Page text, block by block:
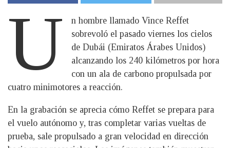
U
n hombre llamado Vince Reffet
sobrevoló el pasado viernes los cielos
de Dubái (Emiratos Árabes Unidos)
alcanzando los 240 kilómetros por hora
con un ala de carbono propulsada por
cuatro minimotores a reacción.
En la grabación se aprecia cómo Reffet se prepara para
el vuelo autónomo y, tras completar varias vueltas de
prueba, sale propulsado a gran velocidad en dirección